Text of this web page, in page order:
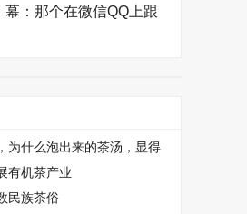
幕：那个在微信QQ上跟
为什么泡出来的茶汤，显得
有机茶产业
民族茶俗